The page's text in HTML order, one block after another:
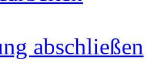
abschließen